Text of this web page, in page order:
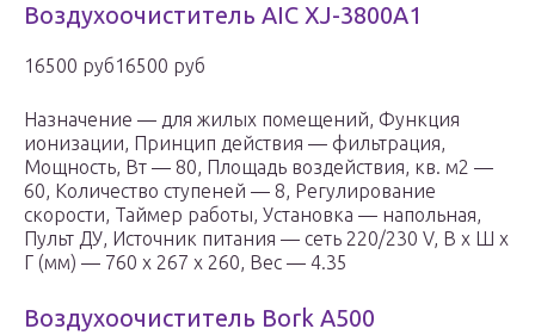
Воздухоочиститель AIC XJ-3800A1
16500 руб16500 руб
Назначение — для жилых помещений, Функция
ионизации, Принцип действия — фильтрация,
Мощность, Вт — 80, Площадь воздействия, кв. м2 —
60, Количество ступеней — 8, Регулирование
скорости, Таймер работы, Установка — напольная,
Пульт ДУ, Источник питания — сеть 220/230 V, В x Ш x
Г (мм) — 760 x 267 x 260, Вес — 4.35
Воздухоочиститель Bork A500